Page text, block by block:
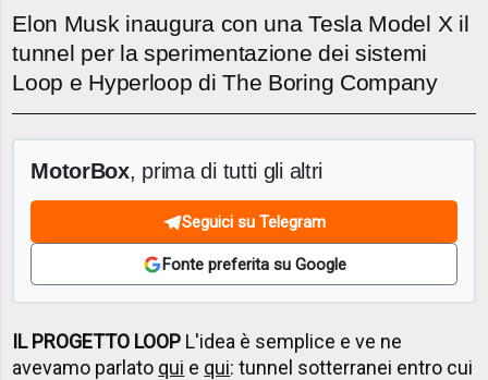
Elon Musk inaugura con una Tesla Model X il
tunnel per la sperimentazione dei sistemi
Loop e Hyperloop di The Boring Company
MotorBox, prima di tutti gli altri
Seguici su Telegram
Fonte preferita su Google
IL PROGETTO LOOP L'idea è semplice e ve ne
avevamo parlato qui e qui: tunnel sotterranei entro cui